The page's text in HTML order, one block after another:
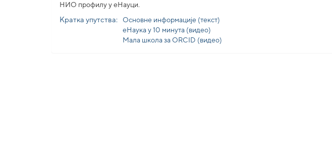
НИО профилу у еНауци.
Кратка упутства:
Основне информације (текст)
еНаука у 10 минута (видео)
Мала школа за ORCID (видео)